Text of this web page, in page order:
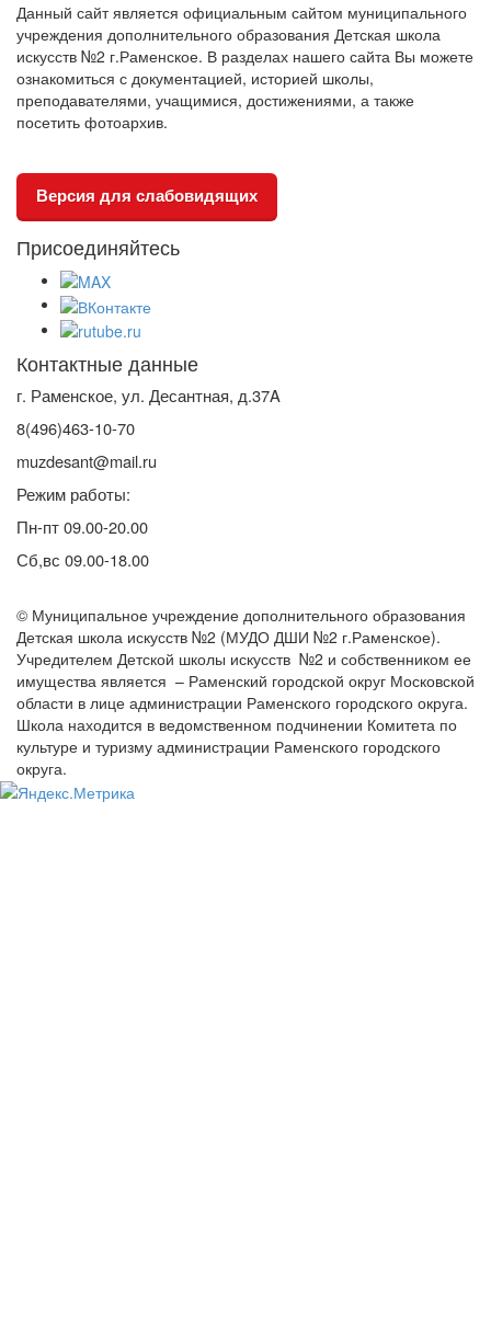
Данный сайт является официальным сайтом муниципального
учреждения дополнительного образования Детская школа
искусств №2 г.Раменское. В разделах нашего сайта Вы можете
ознакомиться с документацией, историей школы,
преподавателями, учащимися, достижениями, а также
посетить фотоархив.
Версия для слабовидящих
Присоединяйтесь
Контактные данные
г. Раменское, ул. Десантная, д.37A
8(496)463-10-70
muzdesant@mail.ru
Режим работы:
Пн-пт 09.00-20.00
Сб,вс 09.00-18.00
© Муниципальное учреждение дополнительного образования
Детская школа искусств №2 (МУДО ДШИ №2 г.Раменское).
Учредителем Детской школы искусств №2 и собственником ее
имущества является – Раменский городской округ Московской
области в лице администрации Раменского городского округа.
Школа находится в ведомственном подчинении Комитета по
культуре и туризму администрации Раменского городского
округа.